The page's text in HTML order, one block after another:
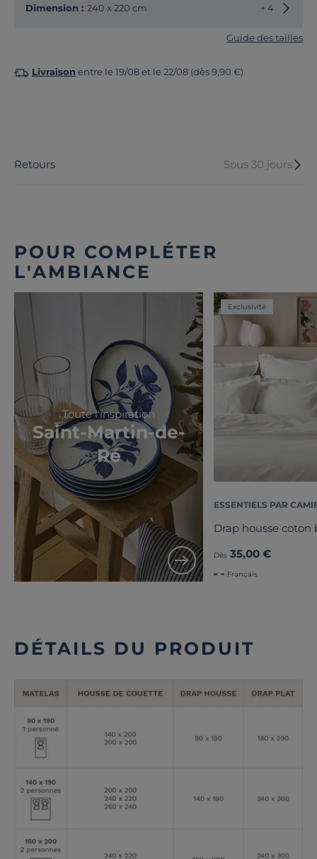
Dimension : 240 x 220 cm + 4
Guide des tailles
Livraison entre le 19/08 et le 22/08 (dès 9,90 €)
Retours Sous 30 jours
POUR COMPLÉTER
L'AMBIANCE
Toute l'inspiration
Saint-Martin-de-
Ré
Exclusivité
ESSENTIELS PAR
Drap housse coton
Dès 35,00 €
Français
DÉTAILS DU PRODUIT